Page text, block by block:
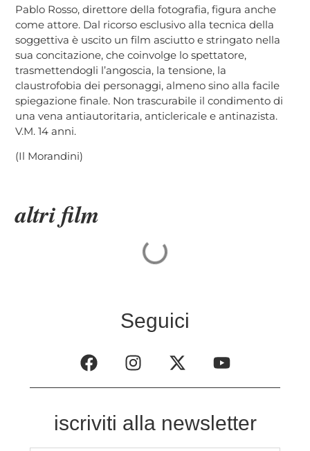
Pablo Rosso, direttore della fotografia, figura anche
come attore. Dal ricorso esclusivo alla tecnica della
soggettiva è uscito un film asciutto e stringato nella
sua concitazione, che coinvolge lo spettatore,
trasmettendogli l’angoscia, la tensione, la
claustrofobia dei personaggi, almeno sino alla facile
spiegazione finale. Non trascurabile il condimento di
una vena antiautoritaria, anticlericale e antinazista.
V.M. 14 anni.
(Il Morandini)
altri film
Seguici
iscriviti alla newsletter